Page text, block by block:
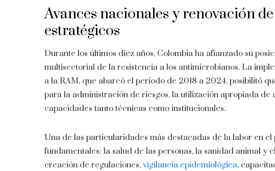
Avances nacionales y renovación
estratégicos
Durante los últimos diez años, Colombia ha afianzado su
multisectorial de la resistencia a los antimicrobianos. La
a la RAM, que abarcó el período de 2018 a 2024, posibilitó
para la administración de riesgos, la utilización apropiada
capacidades tanto técnicas como institucionales.
Una de las particularidades más destacadas de la labor en
fundamentales: la salud de las personas, la sanidad animal y
creación de regulaciones, vigilancia epidemiológica,